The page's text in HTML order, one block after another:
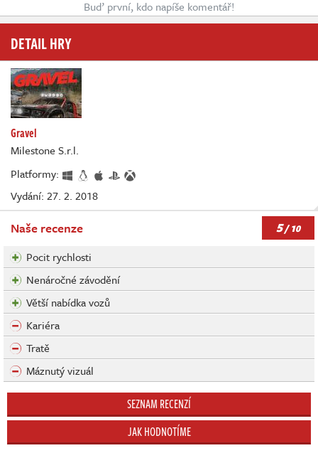
Buď první, kdo napíše komentář!
DETAIL HRY
Gravel
Milestone S.r.l.
Platformy:
Vydání: 27. 2. 2018
Naše recenze 5/ 10
Pocit rychlosti
Nenáročné závodění
Větší nabídka vozů
Kariéra
Tratě
Máznutý vizuál
SEZNAM RECENZÍ
JAK HODNOTÍME